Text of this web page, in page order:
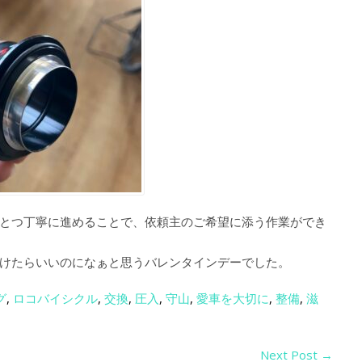
つ丁寧に進めることで、依頼主のご希望に添う作業ができ
らいいのになぁと思うバレンタインデーでした。
, ロコバイシクル, 交換, 圧入, 守山, 愛車を大切に, 整備, 滋
Next Post →